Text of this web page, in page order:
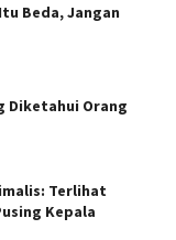
Beda, Jangan
Diketahui Orang
Terlihat
Kepala